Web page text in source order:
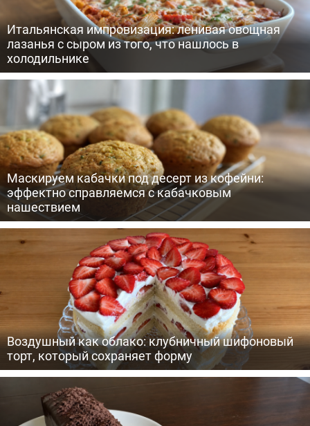
Итальянская импровизация: ленивая овощная
лазанья с сыром из того, что нашлось в
холодильнике
Маскируем кабачки под десерт из кофейни:
эффектно справляемся с кабачковым
нашествием
Воздушный как облако: клубничный шифоновый
торт, который сохраняет форму